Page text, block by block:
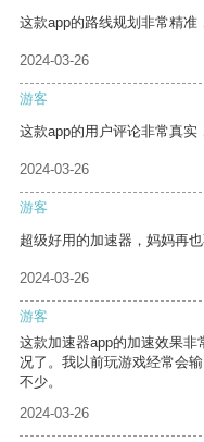
这款app的路线规划非常精准
2024-03-26
游客
这款app的用户评论非常真实
2024-03-26
游客
超级好用的加速器，妈妈再
2024-03-26
游客
这款加速器app的加速效果
况了。我以前玩游戏经常会
不少。
2024-03-26